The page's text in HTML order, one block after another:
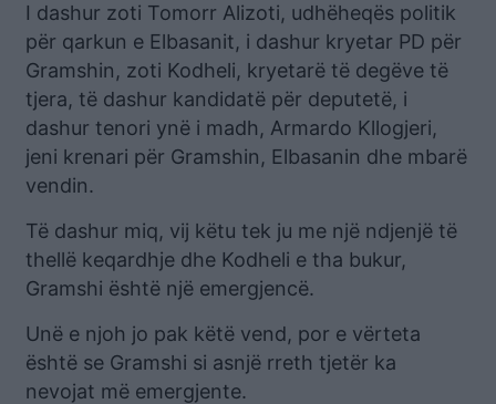
I dashur zoti Tomorr Alizoti, udhëheqës politik
për qarkun e Elbasanit, i dashur kryetar PD për
Gramshin, zoti Kodheli, kryetarë të degëve të
tjera, të dashur kandidatë për deputetë, i
dashur tenori ynë i madh, Armardo Kllogjeri,
jeni krenari për Gramshin, Elbasanin dhe mbarë
vendin.
Të dashur miq, vij këtu tek ju me një ndjenjë të
thellë keqardhje dhe Kodheli e tha bukur,
Gramshi është një emergjencë.
Unë e njoh jo pak këtë vend, por e vërteta
është se Gramshi si asnjë rreth tjetër ka
nevojat më emergjente.